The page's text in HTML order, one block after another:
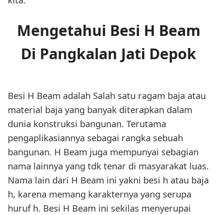
Mengetahui Besi H Beam
Di Pangkalan Jati Depok
Besi H Beam adalah Salah satu ragam baja atau
material baja yang banyak diterapkan dalam
dunia konstruksi bangunan. Terutama
pengaplikasiannya sebagai rangka sebuah
bangunan. H Beam juga mempunyai sebagian
nama lainnya yang tdk tenar di masyarakat luas.
Nama lain dari H Beam ini yakni besi h atau baja
h, karena memang karakternya yang serupa
huruf h. Besi H Beam ini sekilas menyerupai